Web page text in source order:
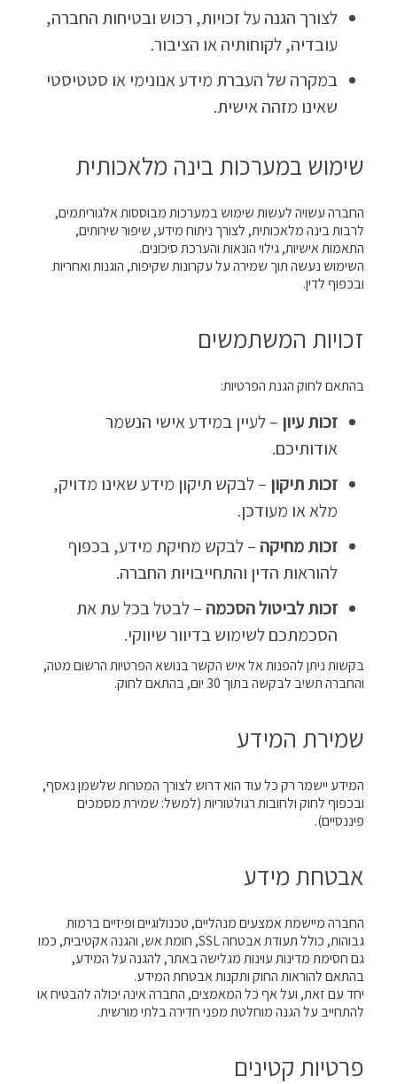
לצורך הגנה על זכויות, רכוש ובטיחות החברה,
עובדיה, לקוחותיה או הציבור.
במקרה של העברת מידע אנונימי או סטטיסטי
שאינו מזהה אישית.
שימוש במערכות בינה מלאכותית
החברה עשויה לעשות שימוש במערכות מבוססות אלגוריתמים,
לרבות בינה מלאכותית, לצורך ניתוח מידע, שיפור שירותים,
התאמות אישיות, גילוי הונאות והערכת סיכונים.
השימוש נעשה תוך שמירה על עקרונות שקיפות, הוגנות ואחריות
ובכפוף לדין.
זכויות המשתמשים
בהתאם לחוק הגנת הפרטיות:
זכות עיון – לעיין במידע אישי הנשמר
אודותיכם.
זכות תיקון – לבקש תיקון מידע שאינו מדויק,
מלא או מעודכן.
זכות מחיקה – לבקש מחיקת מידע, בכפוף
להוראות הדין והתחייבויות החברה.
זכות לביטול הסכמה – לבטל בכל עת את
הסכמתכם לשימוש בדיוור שיווקי.
בקשות ניתן להפנות אל איש הקשר בנושא הפרטיות הרשום מטה,
והחברה תשיב לבקשה בתוך 30 יום, בהתאם לחוק.
שמירת המידע
המידע יישמר רק כל עוד הוא דרוש לצורך המטרות שלשמן נאסף,
ובכפוף לחוק ולחובות רגולטוריות (למשל: שמירת מסמכים
פיננסיים).
אבטחת מידע
החברה מיישמת אמצעים מנהליים, טכנולוגיים ופיזיים ברמות
גבוהות, כולל תעודת אבטחה SSL, חומת אש, והגנה אקטיבית, כמו
גם חסימת מדינות עוינות מגלישה באתר, להגנה על המידע,
בהתאם להוראות החוק ותקנות אבטחת המידע.
יחד עם זאת, ועל אף כל המאמצים, החברה אינה יכולה להבטיח או
להתחייב על הגנה מוחלטת מפני חדירה בלתי מורשית.
פרטיות קטינים